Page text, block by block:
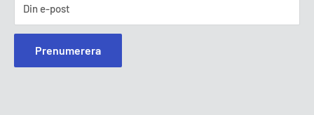
Din e-post
Prenumerera